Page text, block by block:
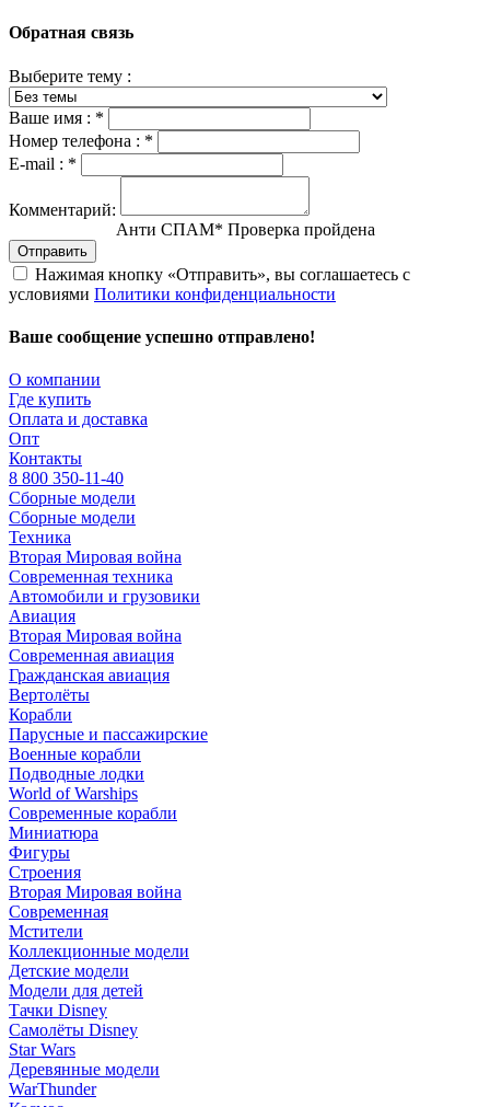
Обратная связь
Выберите тему :
Ваше имя : *
Номер телефона : *
E-mail : *
Комментарий:
Анти СПАМ* Проверка пройдена
Отправить
Нажимая кнопку «Отправить», вы соглашаетесь с
условиями Политики конфиденциальности
Ваше сообщение успешно отправлено!
О компании
Где купить
Оплата и доставка
Опт
Контакты
8 800 350-11-40
Сборные модели
Сборные модели
Техника
Вторая Мировая война
Современная техника
Автомобили и грузовики
Авиация
Вторая Мировая война
Современная авиация
Гражданская авиация
Вертолёты
Корабли
Парусные и пассажирские
Военные корабли
Подводные лодки
World of Warships
Современные корабли
Миниатюра
Фигуры
Строения
Вторая Мировая война
Современная
Мстители
Коллекционные модели
Детские модели
Модели для детей
Тачки Disney
Самолёты Disney
Star Wars
Деревянные модели
WarThunder